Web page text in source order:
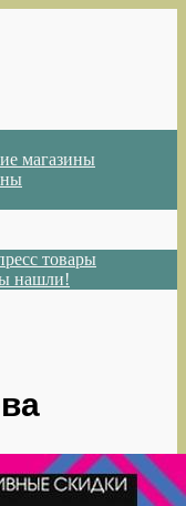
магазины
товары
нашли!